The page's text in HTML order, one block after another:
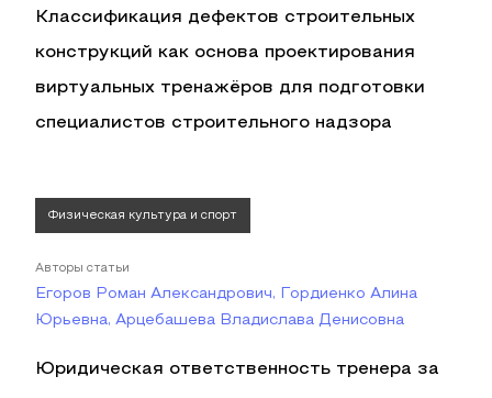
Классификация дефектов строительных
конструкций как основа проектирования
виртуальных тренажёров для подготовки
специалистов строительного надзора
Физическая культура и спорт
Авторы статьи
Егоров Роман Александрович, Гордиенко Алина
Юрьевна, Арцебашева Владислава Денисовна
Юридическая ответственность тренера за